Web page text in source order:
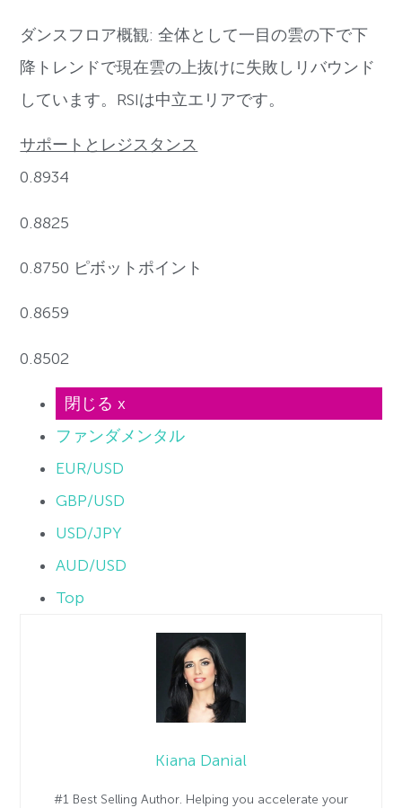
ダンスフロア概観: 全体として一目の雲の下で下
降トレンドで現在雲の上抜けに失敗しリバウンド
しています。RSIは中立エリアです。
サポートとレジスタンス
0.8934
0.8825
0.8750 ピボットポイント
0.8659
0.8502
閉じる x
ファンダメンタル
EUR/USD
GBP/USD
USD/JPY
AUD/USD
Top
Kiana Danial
#1 Best Selling Author. Helping you accelerate your